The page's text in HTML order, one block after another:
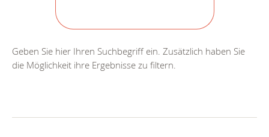
Geben Sie hier Ihren Suchbegriff ein. Zusätzlich haben Sie
die Möglichkeit ihre Ergebnisse zu filtern.